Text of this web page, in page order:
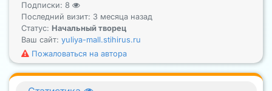
Подписки: 8
Последний визит: 3 месяца назад
Статус: Начальный творец
Ваш сайт: yuliya-mall.stihirus.ru
Пожаловаться на автора